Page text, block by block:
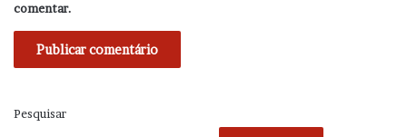
comentar.
Pesquisar